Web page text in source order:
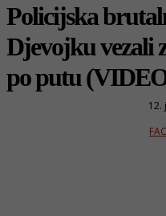
Policijska
Djevojku vezali
po putu
12.